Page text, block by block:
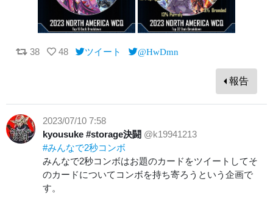
38 48 ツイート @HwDmn
報告
2023/07/10 7:58
kyousuke #storage決闘 @k19941213
#みんなで2秒コンボ
みんなで2秒コンボはお題のカードをツイートしてそ
のカードについてコンボを持ち寄ろうという企画で
す。